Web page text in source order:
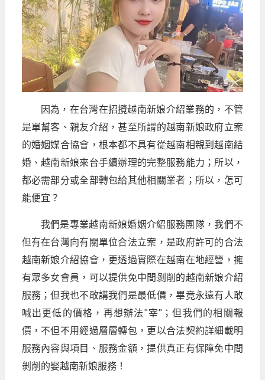
因為，在台灣在招攬越南新娘介紹業務的，不管
是單幫客、親友介紹，甚至所謂的越南新娘政府立案
的婚姻媒合協會，根本都不具有從越南相親到越南結
婚、越南新娘來台手續辦理的完整服務能力；所以，
都必需部分或全部轉包給其他相關業者；所以，怎可
能便宜？
我們是專業越南新娘婚姻介紹服務團隊，我們不
但有在台灣向有關單位合法立案，是政府許可的合法
越南新娘介紹協會，更透過實際在越南在地經營，擁
有眾多女會員，可以提供免中間剝削的越南新娘介紹
服務；但我也不敢講我們是最低價，畢竟永遠有人敢
喊出更低的價格，再想辦法"宰"；但我們的相關報
價，不但不用經過層層轉包，更以合法契約詳細載明
服務內容與項目、服務金額，提供真正有保障免中間
剝削的娶越南新娘服務！